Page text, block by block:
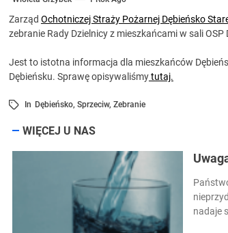
Zarząd Ochotniczej Straży Pożarnej Dębieńsko
zebranie Rady Dzielnicy z mieszkańcami w sali OSP
Jest to istotna informacja dla mieszkańców
Dębieńsku. Sprawę opisywaliśmytutaj.
In Dębieńsko, Sprzeciw, Zebranie
WIĘCEJ U NAS
nadaje